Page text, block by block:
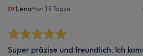
Lena•vor 18 Tagen
Super präzise und freundlich. Ich